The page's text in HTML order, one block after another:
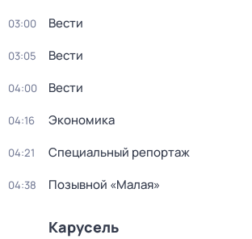
03:00 Вести
03:05 Вести
04:00 Вести
04:16 Экономика
04:21 Специальный репортаж
04:38 Позывной «Малая»
Карусель